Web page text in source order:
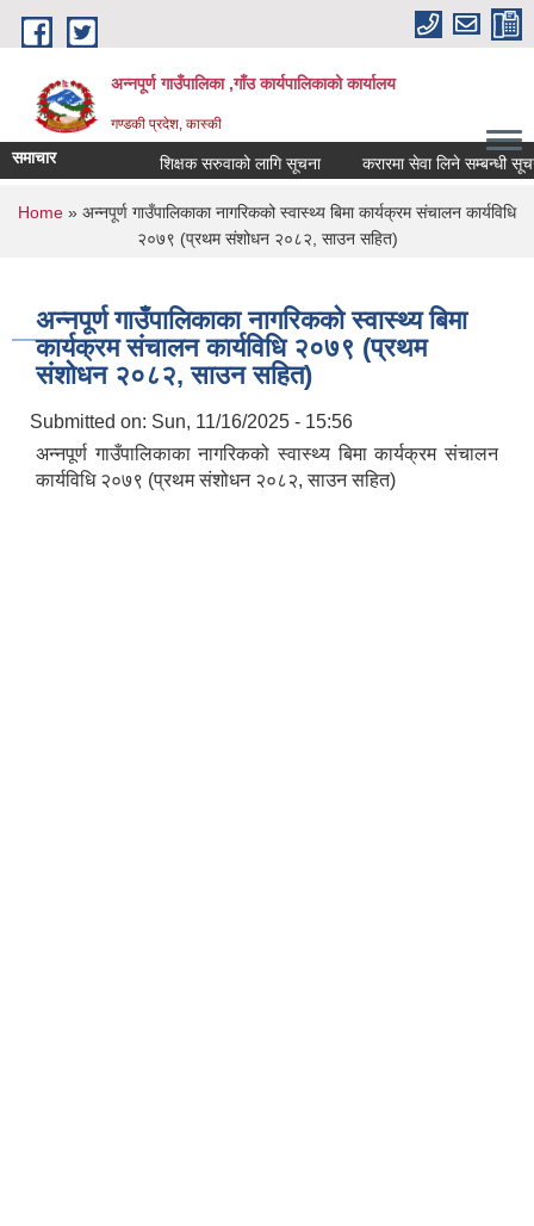
Skip to main content
अन्नपूर्ण गाउँपालिका ,गाँउ कार्यपालिकाको कार्यालय
गण्डकी प्रदेश, कास्की
समाचार शिक्षक सरुवाको लागि सूचना करारमा सेवा लिने सम्बन्धी सूचना
You are here
Home » अन्नपूर्ण गाउँपालिकाका नागरिकको स्वास्थ्य बिमा कार्यक्रम संचालन कार्यविधि
२०७९ (प्रथम संशोधन २०८२, साउन सहित)
अन्नपूर्ण गाउँपालिकाका नागरिकको स्वास्थ्य बिमा
कार्यक्रम संचालन कार्यविधि २०७९ (प्रथम
संशोधन २०८२, साउन सहित)
Submitted on: Sun, 11/16/2025 - 15:56
अन्नपूर्ण गाउँपालिकाका नागरिकको स्वास्थ्य बिमा कार्यक्रम संचालन
कार्यविधि २०७९ (प्रथम संशोधन २०८२, साउन सहित)